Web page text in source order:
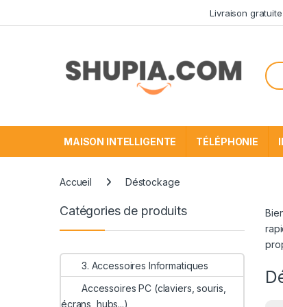
Livraison
MAISON INTELLIGENTE TÉLÉPHONIE
Accueil Déstockage
Catégories de produits
3. Accessoires Informatiques
Accessoires PC (claviers, souris,
écrans, hubs...)